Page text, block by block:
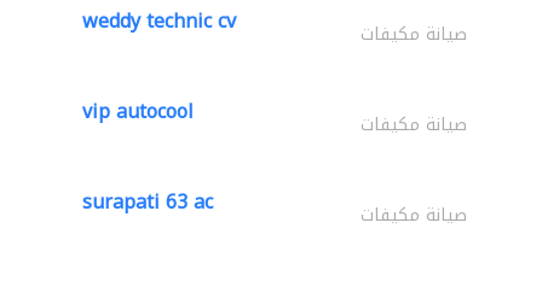
weddy technic cv صيانة مكيفات
vip autocool صيانة مكيفات
surapati 63 ac صيانة مكيفات